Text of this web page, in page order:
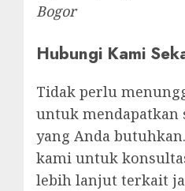
Bogor
Hubungi Kami
Tidak perlu
untuk
yang Anda
kami untuk
lebih lanjut terkait